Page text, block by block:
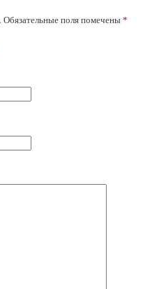
Обязательные поля помечены *